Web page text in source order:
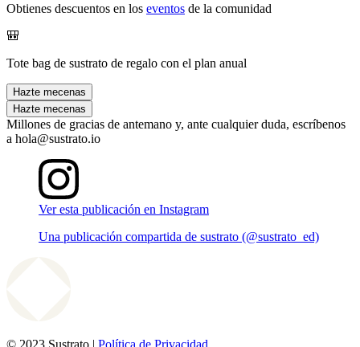
Obtienes descuentos en los eventos de la comunidad
🎒
Tote bag de sustrato de regalo con el plan anual
Hazte mecenas
Hazte mecenas
Millones de gracias de antemano y, ante cualquier duda, escríbenos
a hola@sustrato.io
Ver esta publicación en Instagram
Una publicación compartida de sustrato (@sustrato_ed)
© 2023 Sustrato | Política de Privacidad